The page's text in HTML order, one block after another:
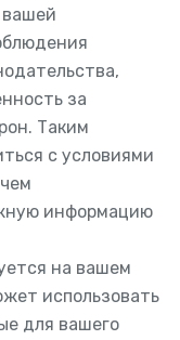
за
Таким
с условиями
информацию
на вашем
использовать
для вашего